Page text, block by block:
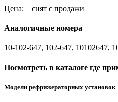
Цена: снят с продажи
Аналогичные номера
10-102-647, 102-647, 10102647,
Посмотреть в каталоге где
Модели рефрижераторных